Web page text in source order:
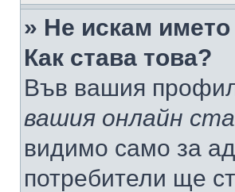
» Не искам
Как става това?
Във вашия
вашия онлайн
видимо само за
потребители ще